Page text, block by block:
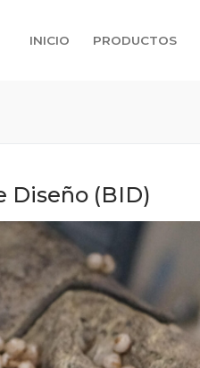
INICIO PRODUCTOS
Diseño (BID)